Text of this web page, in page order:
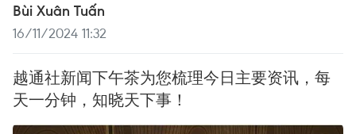
Bùi Xuân Tuấn
16/11/2024 11:32
越通社新闻下午茶为您梳理今日主要资讯，每
天一分钟，知晓天下事！